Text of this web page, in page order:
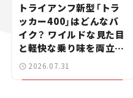
トライアンフ新型「トラ
ッカー400」はどんなバ
イク？ ワイルドな見た目
と軽快な乗り味を両立し
た400ccフラットトラッ
カー【試乗レビュー】
2026.07.31